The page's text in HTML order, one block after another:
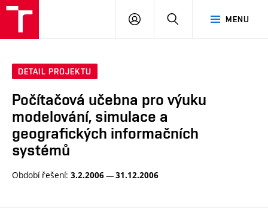
MENU
PŘIHLÁSIT
DETAIL PROJEKTU
Počítačová učebna pro výuku
modelování, simulace a
geografických informačních
systémů
Období řešení: 3.2.2006 — 31.12.2006